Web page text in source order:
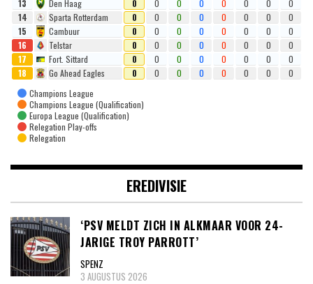
13
Den Haag 0 0 0 0 0 0 0
0
14
Sparta Rotterdam 0 0 0 0 0 0 0
0
15
Cambuur 0 0 0 0 0 0 0
0
16
Telstar 0 0 0 0 0 0 0
0
17
Fort. Sittard 0 0 0 0 0 0 0
0
18
Go Ahead Eagles 0 0 0 0 0 0 0
0
Champions League
Champions League (Qualification)
Europa League (Qualification)
Relegation Play-offs
Relegation
EREDIVISIE
‘PSV MELDT ZICH IN ALKMAAR VOOR 24-
JARIGE TROY PARROTT’
SPENZ
3 AUGUSTUS 2026